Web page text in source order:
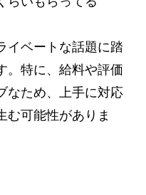
イベートな話題に踏
。特に、給料や評価
なため、上手に対応
む可能性がありま